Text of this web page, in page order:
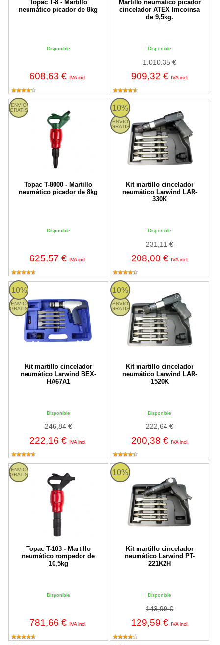
Topac T-8 - Martillo
neumático picador de 8kg
Disponible
608,63 € IVA incl.
Martillo neumático picador
cincelador ATEX Imcoinsa
de 9,5kg.
Disponible
1.010,35 €
909,32 € IVA incl.
ENVIO
GRATIS
Topac T-8000 - Martillo
neumático picador de 8kg
Disponible
625,57 € IVA incl.
T-8000 Topac 10%
ENVIO
GRATIS
Kit martillo cincelador
neumático Larwind LAR-
330K
Disponible
231,11 €
208,00 € IVA incl.
LAR-330K Larwind
10%
ENVIO
GRATIS
Kit martillo cincelador
neumático Larwind BEX-
HA67A1
Disponible
246,84 €
222,16 € IVA incl.
BEX-HA67A1 Larwind 10%
ENVIO
GRATIS
Kit martillo cincelador
neumático Larwind LAR-
1520K
Disponible
222,64 €
200,38 € IVA incl.
LAR-1520K Larwind
ENVIO
GRATIS
Topac T-103 - Martillo
neumático rompedor de
10,5kg
Disponible
781,66 € IVA incl.
Topac T-103 - Martillo neumático rompedor de 10,5kg
10%
Kit martillo cincelador
neumático Larwind PT-
221K2H
Disponible
143,99 €
129,59 € IVA incl.
PT-221K2H Larwind